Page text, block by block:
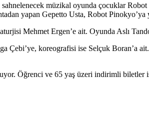
sahnelenecek müzikal oyunda çocuklar
yapan Gepetto Usta, Robot Pinokyo’ya
Mehmet Ergen’e ait. Oyunda Aslı
koreografisi ise Selçuk Boran’a
Öğrenci ve 65 yaş üzeri indirimli biletler